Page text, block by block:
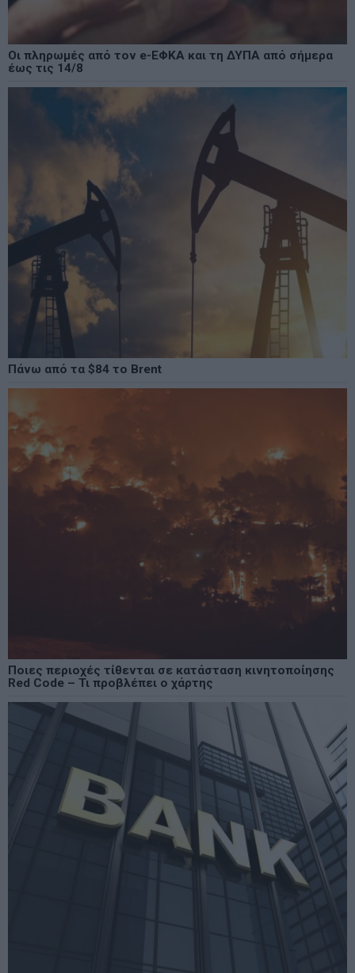
Οι πληρωμές από τον e-ΕΦΚΑ και τη ΔΥΠΑ από σήμερα
έως τις 14/8
Πάνω από τα $84 το Brent
Ποιες περιοχές τίθενται σε κατάσταση κινητοποίησης
Red Code – Τι προβλέπει ο χάρτης